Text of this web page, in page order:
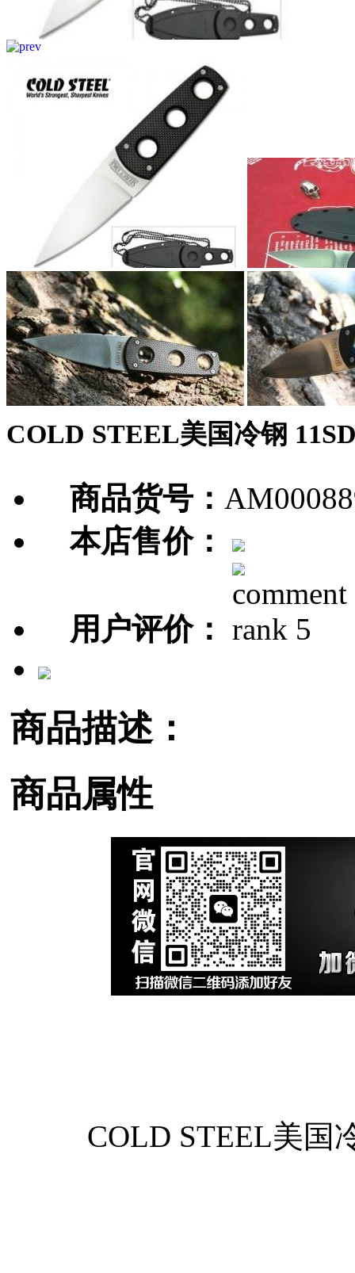
COLD STEEL美国冷钢
商品货号：
本店售价：
用户评价：
商品描述：
商品属性
COLD STEEL美国